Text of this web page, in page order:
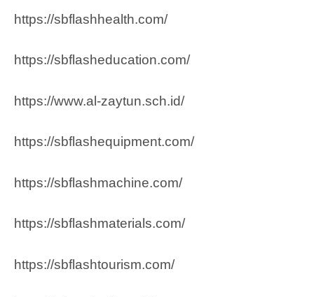
https://sbflashhealth.com/
https://sbflasheducation.com/
https://www.al-zaytun.sch.id/
https://sbflashequipment.com/
https://sbflashmachine.com/
https://sbflashmaterials.com/
https://sbflashtourism.com/